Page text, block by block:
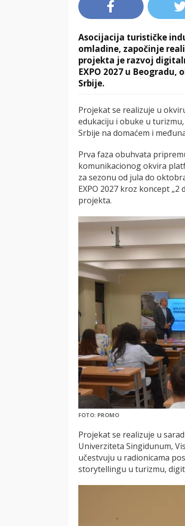
Asocijacija turističke
omladine, započinje
projekta je razvoj
EXPO 2027 u
Srbije.
Projekat se realizuje u
edukaciju i obuke u
Srbije na domaćem i
Prva faza obuhvata
komunikacionog okvira
za sezonu od jula do
EXPO 2027 kroz koncept „2
projekta.
FOTO: PROMO
Projekat se realizuje u
Univerziteta Singidunum,
učestvuju u radionicama
storytellingu u turizmu,